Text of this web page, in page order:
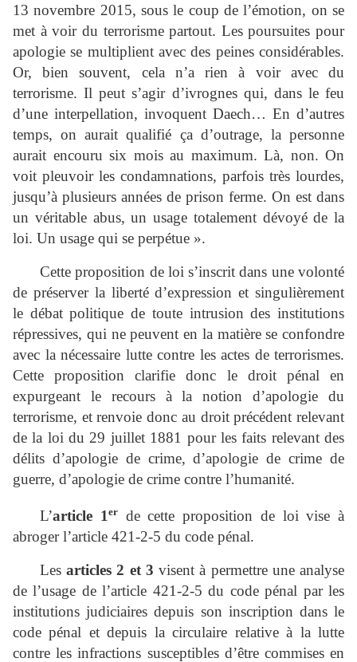
13 novembre 2015, sous le coup de l’émotion, on se
met à voir du terrorisme partout. Les poursuites pour
apologie se multiplient avec des peines considérables.
Or, bien souvent, cela n’a rien à voir avec du
terrorisme. Il peut s’agir d’ivrognes qui, dans le feu
d’une interpellation, invoquent Daech… En d’autres
temps, on aurait qualifié ça d’outrage, la personne
aurait encouru six mois au maximum. Là, non. On
voit pleuvoir les condamnations, parfois très lourdes,
jusqu’à plusieurs années de prison ferme. On est dans
un véritable abus, un usage totalement dévoyé de la
loi. Un usage qui se perpétue ».
Cette proposition de loi s’inscrit dans une volonté
de préserver la liberté d’expression et singulièrement
le débat politique de toute intrusion des institutions
répressives, qui ne peuvent en la matière se confondre
avec la nécessaire lutte contre les actes de terrorismes.
Cette proposition clarifie donc le droit pénal en
expurgeant le recours à la notion d’apologie du
terrorisme, et renvoie donc au droit précédent relevant
de la loi du 29 juillet 1881 pour les faits relevant des
délits d’apologie de crime, d’apologie de crime de
guerre, d’apologie de crime contre l’humanité.
L’article 1 er
de cette proposition de loi vise à
abroger l’article 421‑2‑5 du code pénal.
Lesarticles 2 et 3visent à permettre une analyse
de l’usage de l’article 421‑2‑5 du code pénal par les
institutions judiciaires depuis son inscription dans le
code pénal et depuis la circulaire relative à la lutte
contre les infractions susceptibles d’être commises en